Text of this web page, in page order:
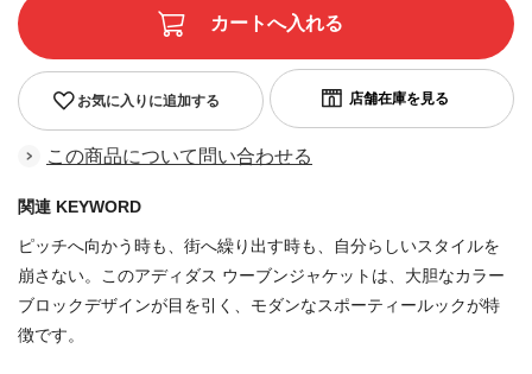
お気に入りに追加する
この商品について問い合わせる
関連 KEYWORD
ピッチへ向かう時も、街へ繰り出す時も、自分らしいスタイルを
崩さない。このアディダス ウーブンジャケットは、大胆なカラー
ブロックデザインが目を引く、モダンなスポーティールックが特
徴です。